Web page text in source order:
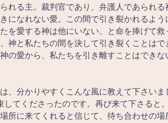
れる主。裁判官であり、弁護人であられ
になれない愛。この間で引き裂かれるよ
を愛する神は他にいない、と命を捧げて救
神と私たちの間を決して引き裂くことは
の愛から、私たちを引き離すことはでき
分かりやすくこんな風に教えて下さいま
てくださったのです。再び来て下さると
所に来てくれると信じて、待ち合わせの